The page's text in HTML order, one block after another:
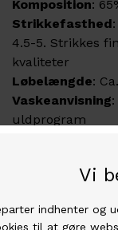
Komposition:
Strikkefasthed
4.5-5. Strikkes
kvaliteter
Løbelængde:
Vaskeanvisning
uldprogram
"vindenes
Taranui-gården i